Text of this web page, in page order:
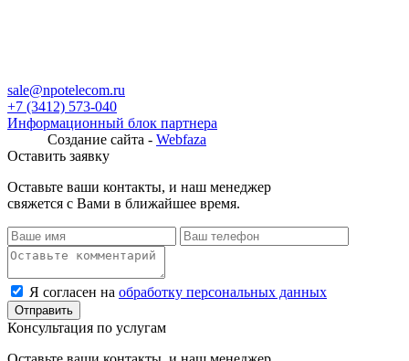
sale@npotelecom.ru
+7 (3412) 573-040
Информационный блок партнера
Создание сайта - Webfaza
Оставить заявку
Оставьте ваши контакты, и наш менеджер
свяжется с Вами в ближайшее время.
Я согласен на обработку персональных данных
Консультация по услугам